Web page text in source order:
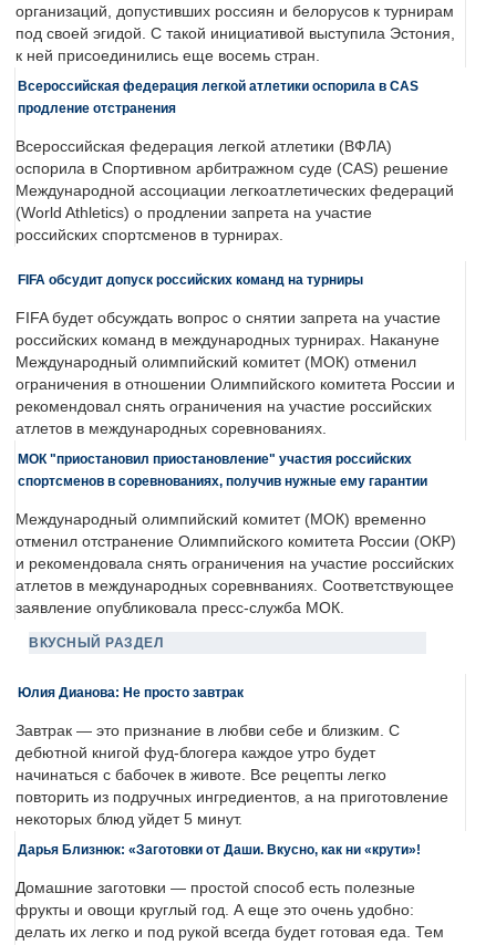
организаций, допустивших россиян и белорусов к турнирам
под своей эгидой. С такой инициативой выступила Эстония,
к ней присоединились еще восемь стран.
Всероссийская федерация легкой атлетики оспорила в CAS
продление отстранения
Всероссийская федерация легкой атлетики (ВФЛА)
оспорила в Спортивном арбитражном суде (CAS) решение
Международной ассоциации легкоатлетических федераций
(World Athletics) о продлении запрета на участие
российских спортсменов в турнирах.
FIFA обсудит допуск российских команд на турниры
FIFA будет обсуждать вопрос о снятии запрета на участие
российских команд в международных турнирах. Накануне
Международный олимпийский комитет (МОК) отменил
ограничения в отношении Олимпийского комитета России и
рекомендовал снять ограничения на участие российских
атлетов в международных соревнованиях.
МОК "приостановил приостановление" участия российских
спортсменов в соревнованиях, получив нужные ему гарантии
Международный олимпийский комитет (МОК) временно
отменил отстранение Олимпийского комитета России (ОКР)
и рекомендовала снять ограничения на участие российских
атлетов в международных соревнваниях. Соответствующее
заявление опубликовала пресс-служба МОК.
ВКУСНЫЙ РАЗДЕЛ
Юлия Дианова: Не просто завтрак
Завтрак — это признание в любви себе и близким. С
дебютной книгой фуд-блогера каждое утро будет
начинаться с бабочек в животе. Все рецепты легко
повторить из подручных ингредиентов, а на приготовление
некоторых блюд уйдет 5 минут.
Дарья Близнюк: «Заготовки от Даши. Вкусно, как ни «крути»!
Домашние заготовки — простой способ есть полезные
фрукты и овощи круглый год. А еще это очень удобно:
делать их легко и под рукой всегда будет готовая еда. Тем